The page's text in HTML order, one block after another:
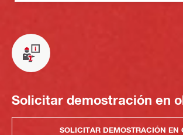
Solicitar demostración en
SOLICITAR DEMOSTRACIÓN EN